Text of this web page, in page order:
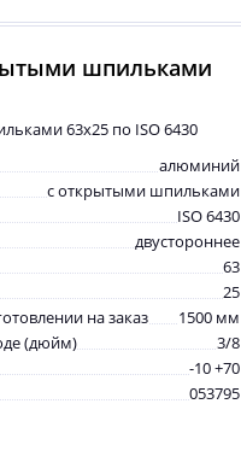
шпильками
63x25 по ISO 6430
алюминий
с открытыми шпильками
ISO 6430
двустороннее
63
25
на заказ
1500 мм
(дюйм)
3/8
-10 +70
053795